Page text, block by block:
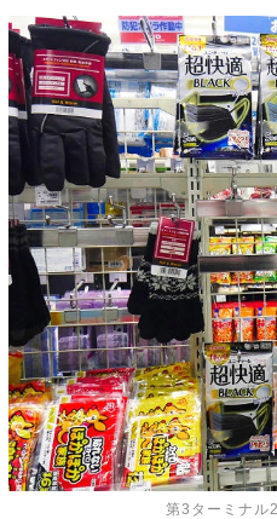
第3ターミナル